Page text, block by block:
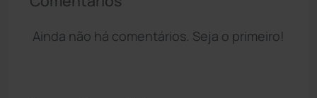
Ainda não há comentários. Seja o primeiro!